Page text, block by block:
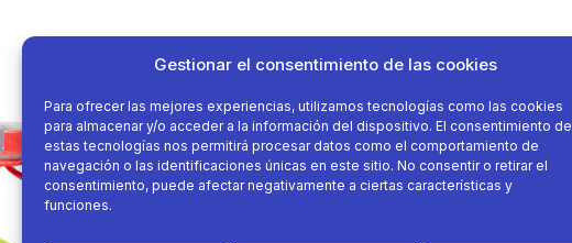
Gestionar el consentimiento de las cookies
Para ofrecer las mejores experiencias, utilizamos tecnologías como las cookies
para almacenar y/o acceder a la información del dispositivo. El consentimiento de
estas tecnologías nos permitirá procesar datos como el comportamiento de
navegación o las identificaciones únicas en este sitio. No consentir o retirar el
consentimiento, puede afectar negativamente a ciertas características y
funciones.